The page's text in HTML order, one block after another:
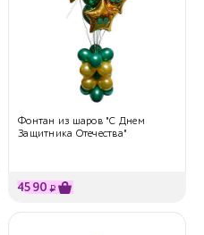
Фонтан из шаров "С Днем
Защитника Отечества"
4590 ₽